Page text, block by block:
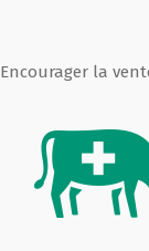
Encourager la